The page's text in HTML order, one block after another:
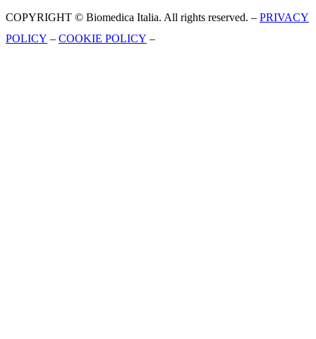
COPYRIGHT © Biomedica Italia. All rights reserved. – PRIVACY
POLICY – COOKIE POLICY –